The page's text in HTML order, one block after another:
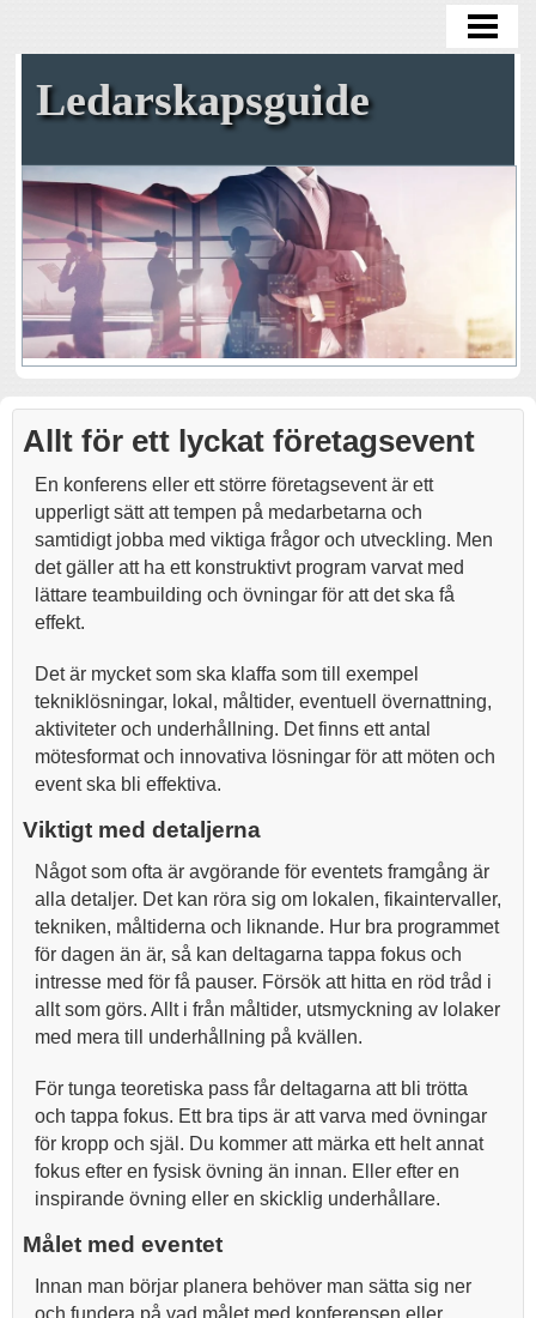
GLÄDJE PÅ JOBBET
BLOGG
Ledarskapsguide
Allt för ett lyckat företagsevent
En konferens eller ett större företagsevent är ett
upperligt sätt att tempen på medarbetarna och
samtidigt jobba med viktiga frågor och utveckling. Men
det gäller att ha ett konstruktivt program varvat med
lättare teambuilding och övningar för att det ska få
effekt.
Det är mycket som ska klaffa som till exempel
tekniklösningar, lokal, måltider, eventuell övernattning,
aktiviteter och underhållning. Det finns ett antal
mötesformat och innovativa lösningar för att möten och
event ska bli effektiva.
Viktigt med detaljerna
Något som ofta är avgörande för eventets framgång är
alla detaljer. Det kan röra sig om lokalen, fikaintervaller,
tekniken, måltiderna och liknande. Hur bra programmet
för dagen än är, så kan deltagarna tappa fokus och
intresse med för få pauser. Försök att hitta en röd tråd i
allt som görs. Allt i från måltider, utsmyckning av lolaker
med mera till underhållning på kvällen.
För tunga teoretiska pass får deltagarna att bli trötta
och tappa fokus. Ett bra tips är att varva med övningar
för kropp och själ. Du kommer att märka ett helt annat
fokus efter en fysisk övning än innan. Eller efter en
inspirande övning eller en skicklig underhållare.
Målet med eventet
Innan man börjar planera behöver man sätta sig ner
och fundera på vad målet med konferensen eller